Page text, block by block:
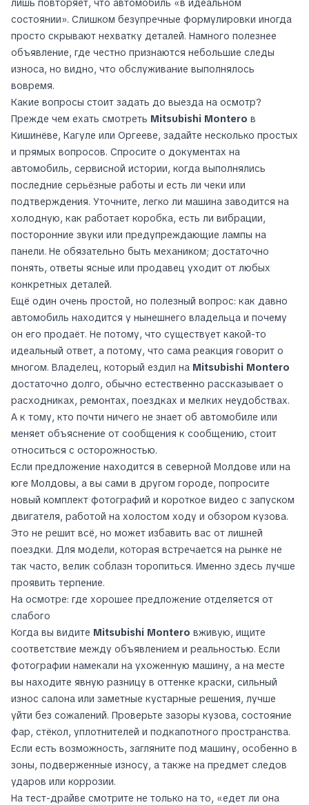
лишь повторяет, что автомобиль «в идеальном
состоянии». Слишком безупречные формулировки иногда
просто скрывают нехватку деталей. Намного полезнее
объявление, где честно признаются небольшие следы
износа, но видно, что обслуживание выполнялось
вовремя.
Какие вопросы стоит задать до выезда на осмотр?
Прежде чем ехать смотреть Mitsubishi Montero в
Кишинёве, Кагуле или Оргееве, задайте несколько простых
и прямых вопросов. Спросите о документах на
автомобиль, сервисной истории, когда выполнялись
последние серьёзные работы и есть ли чеки или
подтверждения. Уточните, легко ли машина заводится на
холодную, как работает коробка, есть ли вибрации,
посторонние звуки или предупреждающие лампы на
панели. Не обязательно быть механиком; достаточно
понять, ответы ясные или продавец уходит от любых
конкретных деталей.
Ещё один очень простой, но полезный вопрос: как давно
автомобиль находится у нынешнего владельца и почему
он его продаёт. Не потому, что существует какой-то
идеальный ответ, а потому, что сама реакция говорит о
многом. Владелец, который ездил на Mitsubishi Montero
достаточно долго, обычно естественно рассказывает о
расходниках, ремонтах, поездках и мелких неудобствах.
А к тому, кто почти ничего не знает об автомобиле или
меняет объяснение от сообщения к сообщению, стоит
относиться с осторожностью.
Если предложение находится в северной Молдове или на
юге Молдовы, а вы сами в другом городе, попросите
новый комплект фотографий и короткое видео с запуском
двигателя, работой на холостом ходу и обзором кузова.
Это не решит всё, но может избавить вас от лишней
поездки. Для модели, которая встречается на рынке не
так часто, велик соблазн торопиться. Именно здесь лучше
проявить терпение.
На осмотре: где хорошее предложение отделяется от
слабого
Когда вы видите Mitsubishi Montero вживую, ищите
соответствие между объявлением и реальностью. Если
фотографии намекали на ухоженную машину, а на месте
вы находите явную разницу в оттенке краски, сильный
износ салона или заметные кустарные решения, лучше
уйти без сожалений. Проверьте зазоры кузова, состояние
фар, стёкол, уплотнителей и подкапотного пространства.
Если есть возможность, загляните под машину, особенно в
зоны, подверженные износу, а также на предмет следов
ударов или коррозии.
На тест-драйве смотрите не только на то, «едет ли она